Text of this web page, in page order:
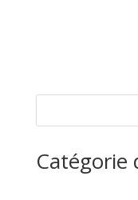
Catégorie